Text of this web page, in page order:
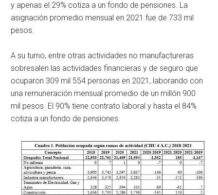
y apenas el 29% cotiza a un fondo de pensiones. La
asignación promedio mensual en 2021 fue de 733 mil
pesos.
A su turno, entre otras actividades no manufactureras
sobresalen las actividades financieras y de seguro que
ocuparon 309 mil 554 personas en 2021, laborando con
una remuneración mensual promedio de un millón 900
mil pesos. El 90% tiene contrato laboral y hasta el 84%
cotiza a un fondo de pensiones.